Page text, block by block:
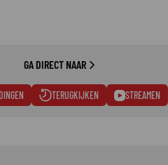
GA DIRECT NAAR
TERUGKIJKEN STREAMEN